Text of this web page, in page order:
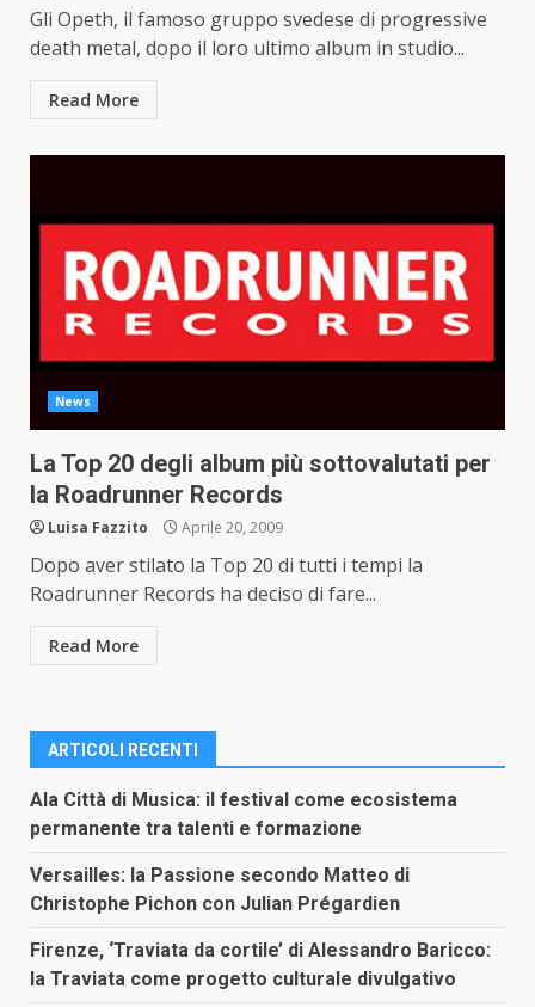
Gli Opeth, il famoso gruppo svedese di progressive
death metal, dopo il loro ultimo album in studio...
Read More
News
La Top 20 degli album più sottovalutati per
la Roadrunner Records
Luisa Fazzito Aprile 20, 2009
Dopo aver stilato la Top 20 di tutti i tempi la
Roadrunner Records ha deciso di fare...
Read More
ARTICOLI RECENTI
Ala Città di Musica: il festival come ecosistema
permanente tra talenti e formazione
Versailles: la Passione secondo Matteo di
Christophe Pichon con Julian Prégardien
Firenze, ‘Traviata da cortile’ di Alessandro Baricco:
la Traviata come progetto culturale divulgativo